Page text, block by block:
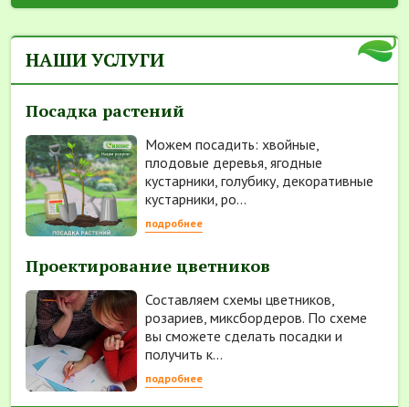
НАШИ УСЛУГИ
Посадка растений
Можем посадить: хвойные,
плодовые деревья, ягодные
кустарники, голубику, декоративные
кустарники, ро...
подробнее
Проектирование цветников
Составляем схемы цветников,
розариев, миксбордеров. По схеме
вы сможете сделать посадки и
получить к...
подробнее